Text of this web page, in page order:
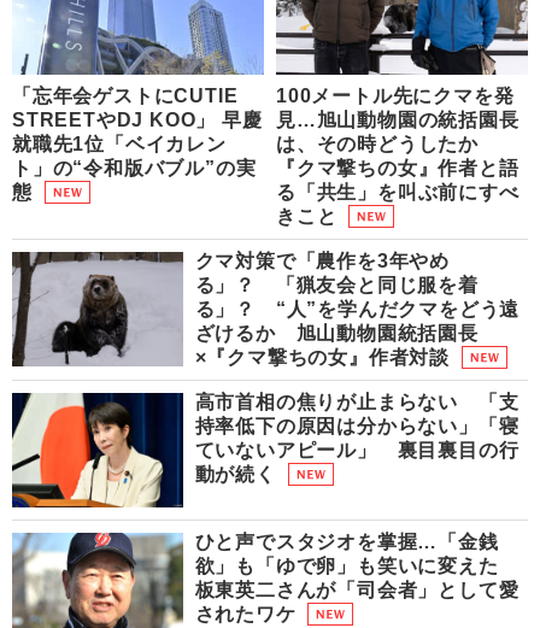
「忘年会ゲストにCUTIE
STREETやDJ KOO」 早慶
就職先1位「ベイカレン
ト」の“令和版バブル”の実
態
100メートル先にクマを発
見…旭山動物園の統括園長
は、その時どうしたか
『クマ撃ちの女』作者と語
る「共生」を叫ぶ前にすべ
きこと
クマ対策で「農作を3年やめ
る」？ 「猟友会と同じ服を着
る」？ “人”を学んだクマをどう遠
ざけるか 旭山動物園統括園長
×『クマ撃ちの女』作者対談
高市首相の焦りが止まらない 「支
持率低下の原因は分からない」「寝
ていないアピール」 裏目裏目の行
動が続く
ひと声でスタジオを掌握…「金銭
欲」も「ゆで卵」も笑いに変えた
板東英二さんが「司会者」として愛
されたワケ